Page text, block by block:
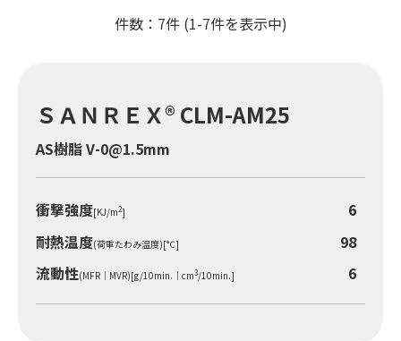
Techno-UMG America, Inc.
件数：7件 (1-7件を表示中)
ＳＡＮＲＥＸ® CLM-AM25
AS樹脂 V-0@1.5mm
衝撃強度[KJ/m2]
6
耐熱温度(荷重たわみ温度)[℃]
98
流動性(MFR｜MVR)[g/10min.｜cm3/10min.] 6